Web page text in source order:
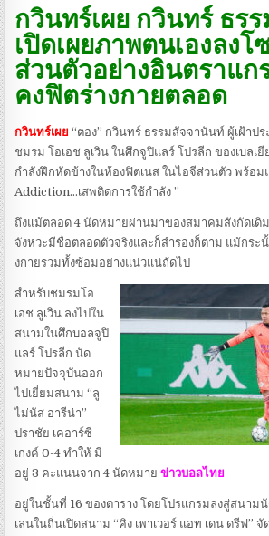
กวินทร์เผย กวินทร์ ธร
เปิดเผยภาพตนเองลงโ
ส่วนตัวอย่างอินตราแก
คงฟิตร่างกายตลอด
กวินทร์เผย “ตอง” กวินทร์ ธรรมสัจจานันท์ ผู้เฝ้าป
ชมรม โอเอช ลูเวิน ในศึกจูปิแลร์ โปรลีก ของเบลเ
กำลังฝึกหัดข้างในห้องฟิตเนส ในไอจีส่วนตัว พร้อ
Addiction…เสพติดการใช้กำลัง ”
ถึงแม้ตลอด 4 นัดหมายผ่านมาของสมาคมสังกัดเดิม
จังหวะมีชื่อตลอดตัวจริงและก็สำรองก็ตาม แม้กระ
งกายรวมทั้งซ้อมอย่างแน่วแน่ถัดไป
สำหรับชมรมโอ
เอช ลูเวิน ลงไปใน
สนามในศึกบอลจูปิ
แลร์ โปรลีก นัด
หมายปัจจุบันออก
ไปเยี่ยมสนาม “ลู
ไม่นัส อารีน่า”
ปราชัย เคอาร์ซี
เกงค์ 0-4 ทำให้ มี
อยู่ 3 คะแนนจาก 4 นัดหมายข่าวบอลไทย
อยู่ในชั้นที่ 16 ของตาราง โดยโปรแกรมลงสู่สนาม
เล่นในถิ่นเปิดสนาม “คิง เพาเวอร์ แอท เดน ดรีฟ” จั